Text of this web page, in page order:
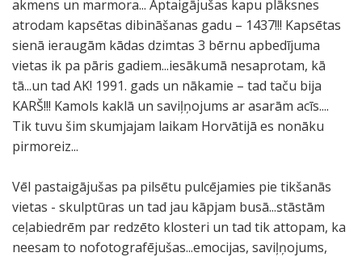
akmens un marmora... Aptaigājušas kapu plāksnes
atrodam kapsētas dibināšanas gadu – 1437!!! Kapsētas
sienā ieraugām kādas dzimtas 3 bērnu apbedījuma
vietas ik pa pāris gadiem...iesākumā nesaprotam, kā
tā...un tad AK! 1991. gads un nākamie – tad taču bija
KARŠ!!! Kamols kaklā un saviļņojums ar asarām acīs....
Tik tuvu šim skumjajam laikam Horvātijā es nonāku
pirmoreiz...
Vēl pastaigājušas pa pilsētu pulcējamies pie tikšanās
vietas - skulptūras un tad jau kāpjam busā...stāstām
ceļabiedrēm par redzēto klosteri un tad tik attopam, ka
neesam to nofotografējušas...emocijas, saviļņojums,